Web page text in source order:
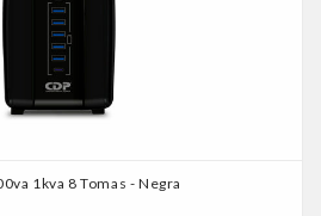
1kva 8 Tomas - Negra